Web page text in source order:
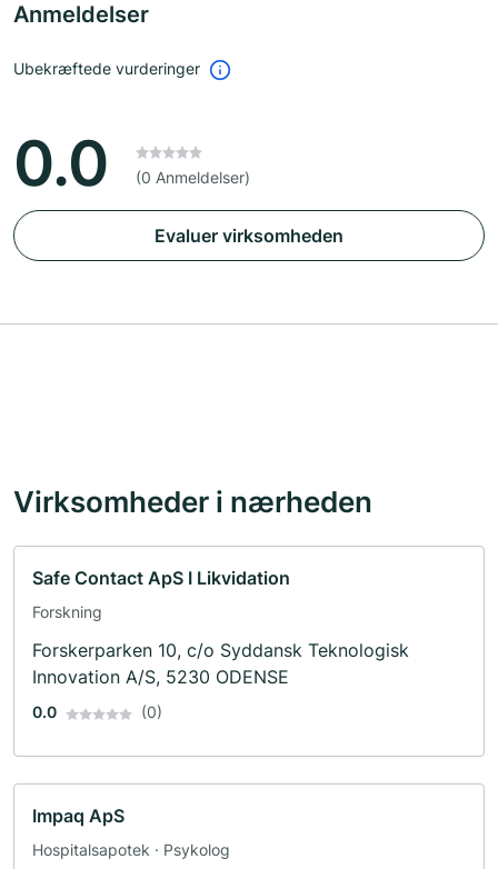
Anmeldelser
Ubekræftede vurderinger
0.0 (0 Anmeldelser)
Evaluer virksomheden
Virksomheder i nærheden
Safe Contact ApS I Likvidation
Forskning
Forskerparken 10, c/o Syddansk Teknologisk
Innovation A/S, 5230 ODENSE
0.0 (0)
Impaq ApS
Hospitalsapotek · Psykolog